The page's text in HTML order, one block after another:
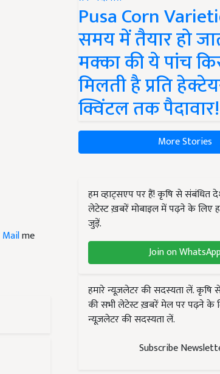
Mailme
Pusa Corn
समय में तैयार हो
मक्का की ये पांच
मिलती है प्रति
क्विंटल तक पैदावार!
More Stories
हम व्हाट्सएप पर हैं! कृषि से संबंधित
लेटेस्ट ख़बरें मोबाइल में पढ़ने के लिए
जुड़ें.
Join on WhatsApp
हमारे न्यूज़लेटर की सदस्यता लें. कृषि
की सभी लेटेस्ट ख़बरें मेल पर पढ़ने के
न्यूज़लेटर की सदस्यता लें.
Subscribe